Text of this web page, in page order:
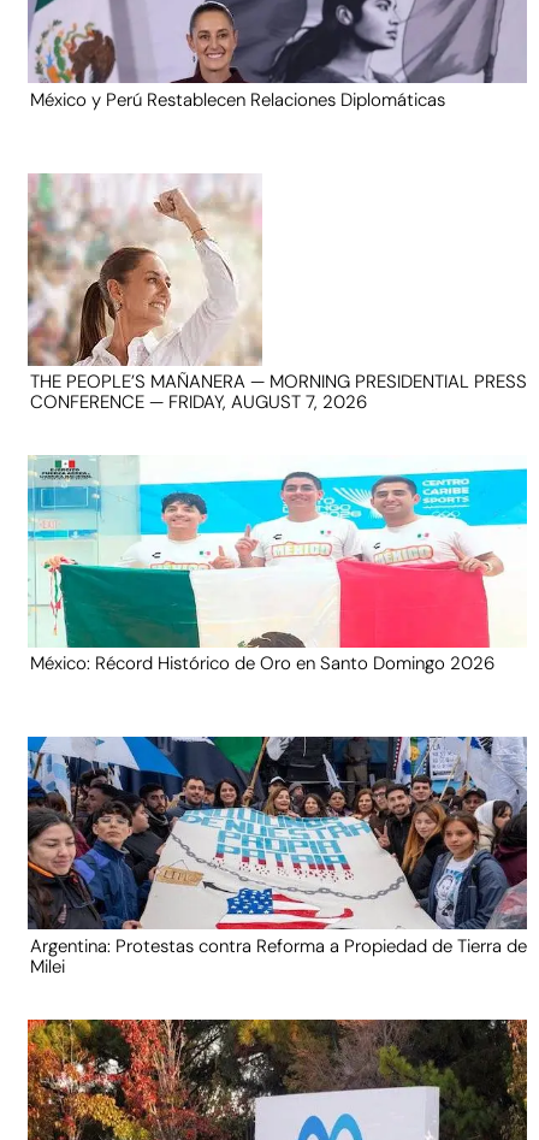
México y Perú Restablecen Relaciones Diplomáticas
THE PEOPLE’S MAÑANERA — MORNING PRESIDENTIAL PRESS
CONFERENCE — FRIDAY, AUGUST 7, 2026
México: Récord Histórico de Oro en Santo Domingo 2026
Argentina: Protestas contra Reforma a Propiedad de Tierra de
Milei